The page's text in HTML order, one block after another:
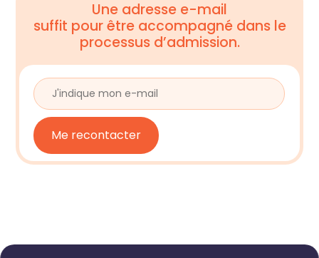
Une adresse e-mail
suffit pour être accompagné dans le
processus d’admission.